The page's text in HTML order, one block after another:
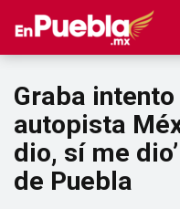
Graba
autopista
dio, sí me
de Puebla